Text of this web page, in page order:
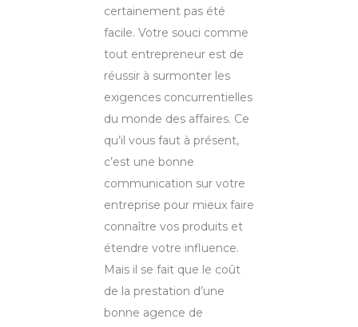
certainement pas été
facile. Votre souci comme
tout entrepreneur est de
réussir à surmonter les
exigences concurrentielles
du monde des affaires. Ce
qu’il vous faut à présent,
c’est une bonne
communication sur votre
entreprise pour mieux faire
connaître vos produits et
étendre votre influence.
Mais il se fait que le coût
de la prestation d’une
bonne agence de